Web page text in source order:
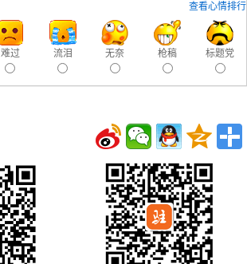
查看心情排行
难过 流泪 无奈 枪稿 标题党